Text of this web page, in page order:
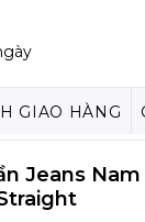
GIAO HÀNG
Jeans